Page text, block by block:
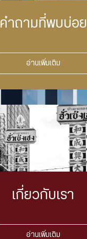
คำถามที่พบบ่อย
อ่านเพิ่มเติม
เกี่ยวกับเรา
อ่านเพิ่มเติม